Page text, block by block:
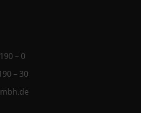
– 0
– 30